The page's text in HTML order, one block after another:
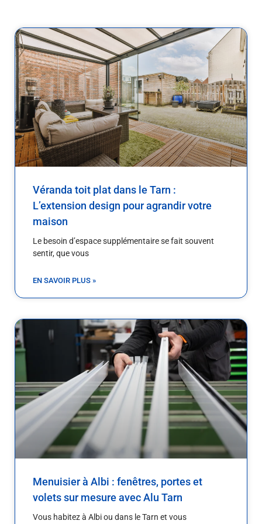
Véranda toit plat dans le Tarn :
L’extension design pour agrandir votre
maison
Le besoin d’espace supplémentaire se fait souvent
sentir, que vous
EN SAVOIR PLUS »
Menuisier à Albi : fenêtres, portes et
volets sur mesure avec Alu Tarn
Vous habitez à Albi ou dans le Tarn et vous
a
g
a
g